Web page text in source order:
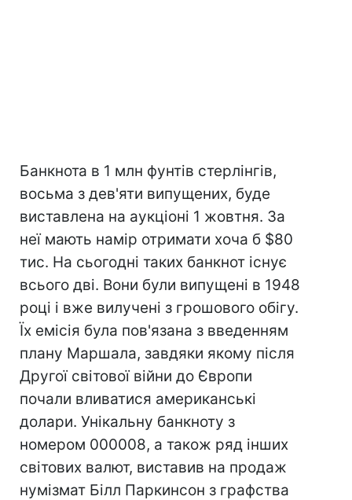
Банкнота в 1 млн фунтів стерлінгів,
восьма з дев'яти випущених, буде
виставлена на аукціоні 1 жовтня. За
неї мають намір отримати хоча б $80
тис. На сьогодні таких банкнот існує
всього дві. Вони були випущені в 1948
році і вже вилучені з грошового обігу.
Їх емісія була пов'язана з введенням
плану Маршала, завдяки якому після
Другої світової війни до Європи
почали вливатися американські
долари. Унікальну банкноту з
номером 000008, а також ряд інших
світових валют, виставив на продаж
нумізмат Білл Паркинсон з графства